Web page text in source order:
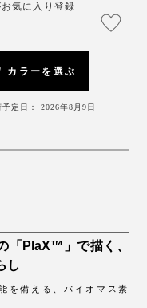
度、気持ちが一段ア
カーならではの知見
ルがうまく噛み合
大限に活かされ、感
てよし、贈ってよ
た、ジップ付きパッ
たりです。
気に入り登録
カラーを選ぶ
定日： 2026年8月9日
「PlaX™」で描く、
し
を備える、バイオマス素